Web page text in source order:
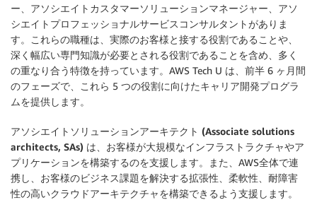
ー、アソシエイトカスタマーソリューションマネージャー、アソ
シエイトプロフェッショナルサービスコンサルタントがありま
す。これらの職種は、実際のお客様と接する役割であることや、
深く幅広い専門知識が必要とされる役割であることを含め、多く
の重なり合う特徴を持っています。AWS Tech U は、前半 6 ヶ月間
のフェーズで、これら 5 つの役割に向けたキャリア開発プログラ
ムを提供します。
アソシエイトソリューションアーキテクト (Associate solutions
architects, SAs) は、お客様が大規模なインフラストラクチャやア
プリケーションを構築するのを支援します。また、AWS全体で連
携し、お客様のビジネス課題を解決する拡張性、柔軟性、耐障害
性の高いクラウドアーキテクチャを構築できるよう支援します。